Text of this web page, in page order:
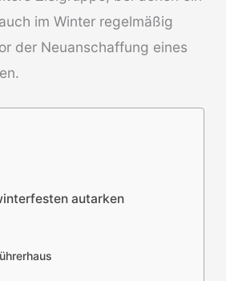
im Winter regelmäßig
der Neuanschaffung eines
autarken